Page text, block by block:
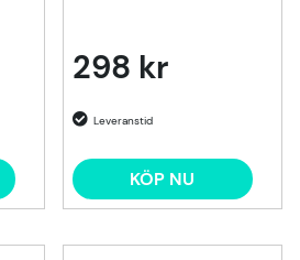
298 kr
KÖP NU